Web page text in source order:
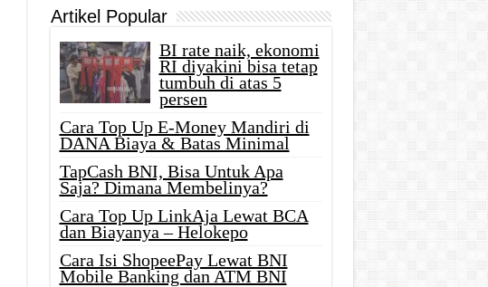
Artikel Popular
BI rate naik, ekonomi
RI diyakini bisa tetap
tumbuh di atas 5
persen
Cara Top Up E-Money Mandiri di
DANA Biaya & Batas Minimal
TapCash BNI, Bisa Untuk Apa
Saja? Dimana Membelinya?
Cara Top Up LinkAja Lewat BCA
dan Biayanya – Helokepo
Cara Isi ShopeePay Lewat BNI
Mobile Banking dan ATM BNI